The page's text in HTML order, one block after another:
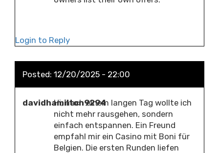
Login to Reply
Posted: 12/20/2025 - 22:00
davidhamilton9294
Hi, nach einem langen Tag wollte ich
nicht mehr rausgehen, sondern
einfach entspannen. Ein Freund
empfahl mir ein Casino mit Boni für
Belgien. Die ersten Runden liefen